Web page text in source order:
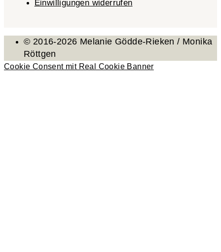
Einwilligungen widerrufen
© 2016-2026 Melanie Gödde-Rieken / Monika
Röttgen
Cookie Consent mit Real Cookie Banner